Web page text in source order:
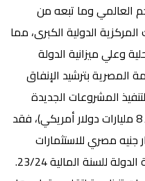
العالمي وما تبعه من
الدولية الكبرى، مما
وعلي ميزانية الدولة
المصرية بترشيد الإنفاق
المشروعات الجديدة
المعتمدة على الدولار (والتي تقدر بـ 8 مليارات دولار أمريكي)، فقد
المصرية 587 مليار جنيه مصري للاستثمارات
(18.8 مليار دولار أمريكي) في موازنة الدولة للسنة المالية 23/24.